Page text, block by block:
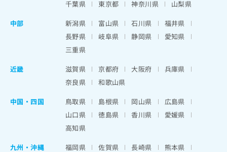
千葉県
東京都 神奈川県
山梨県
中部
新潟県 富山県 石川県
福井県
長野県
岐阜県 静岡県
愛知県
三重県
近畿
滋賀県 京都府 大阪府
兵庫県
奈良県
和歌山県
中国・四国
鳥取県 島根県 岡山県
広島県
山口県
徳島県 香川県
愛媛県
高知県
九州・沖縄
福岡県 佐賀県 長崎県
熊本県